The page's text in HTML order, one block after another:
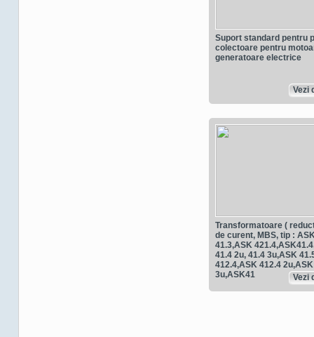
Suport standard pentru
colectoare pentru
generatoare electrice
Vezi
Transformatoare (
de curent, MBS, tip :
41.3,ASK
41.4 2u, 41.4 3u,ASK
412.4,ASK 412.4
3u,ASK41
Vezi